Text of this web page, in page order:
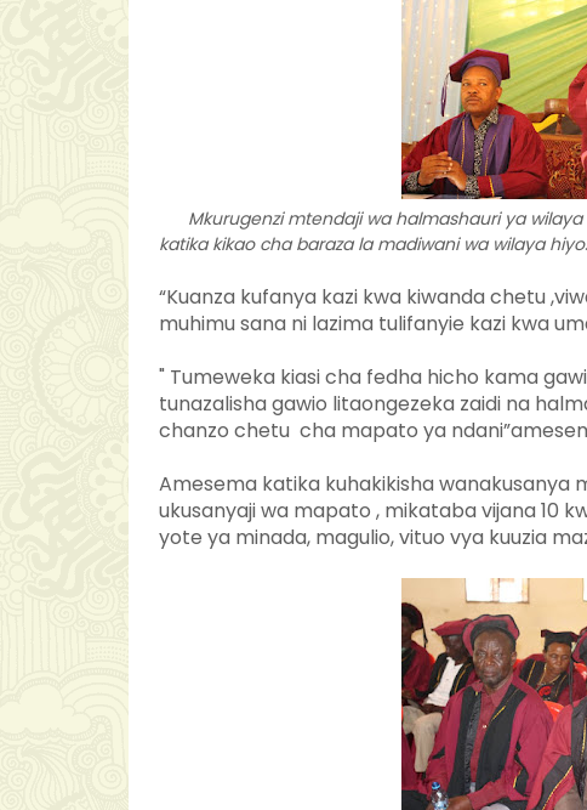
Mkurugenzi mtendaji wa halmashauri ya
katika kikao cha baraza la madiwani wa wilaya hiyo.
“Kuanza kufanya kazi kwa kiwanda chetu
muhimu sana ni lazima tulifanyie kazi kwa
" Tumeweka kiasi cha fedha hicho kama
tunazalisha gawio litaongezeka zaidi na
chanzo chetu cha mapato ya
Amesema katika kuhakikisha wanakusanya
ukusanyaji wa mapato , mikataba vijana 10
yote ya minada, magulio, vituo vya kuuzia